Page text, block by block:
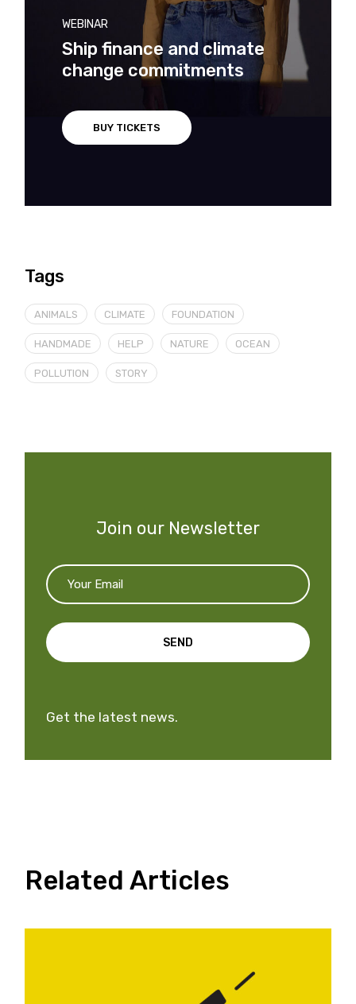
WEBINAR
Ship finance and climate
change commitments
BUY TICKETS
Tags
ANIMALS CLIMATE FOUNDATION
HANDMADE HELP NATURE OCEAN
POLLUTION STORY
Join our Newsletter
SEND
Get the latest news.
Related Articles